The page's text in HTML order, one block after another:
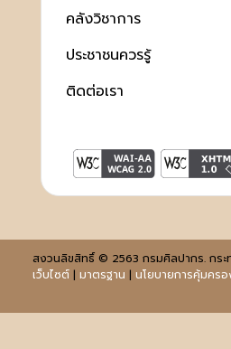
คลังวิชาการ
ประชาชนควรรู้
ติดต่อเรา
สงวนลิขสิทธิ์ © 2563 กรมศิลปากร. กร
เว็บไซต์| มาตรฐาน | นโยบายการคุ้มคร